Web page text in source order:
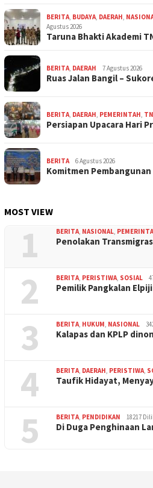
BERITA, BUDAYA, DAERAH,
Agustus 2026
Taruna Bhakti Akademi
BERITA, DAERAH 7 Agustus 2026
Ruas Jalan Bangil –
BERITA, DAERAH, PEMERINTAH,
Persiapan Upacara Hari
BERITA 6 Agustus 2026
Komitmen
MOST VIEW
1 BERITA, NASIONAL,
Penolakan
2 BERITA, PERISTIWA, SOSIAL
Pemilik Pangkalan
3 BERITA, HUKUM, NASIONAL
Kalapas dan KPLP
4 BERITA, DAERAH, PERISTIWA,
Taufik Hidayat,
5 BERITA, PENDIDIKAN 18217
Di Duga Penghinaan